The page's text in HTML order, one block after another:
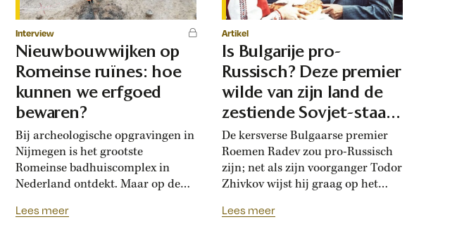
Interview
Nieuwbouwwijken op
Romeinse ruïnes: hoe
kunnen we erfgoed
bewaren?
Bij archeologische opgravingen in
Nijmegen is het grootste
Romeinse badhuiscomplex in
Nederland ontdekt. Maar op de
binnenkort een nieuwe woonwijk
Lees meer
Artikel
Is Bulgarije pro-
Russisch? Deze premier
wilde van zijn land de
zestiende Sovjet-staat
maken
De kersverse Bulgaarse premier
Roemen Radev zou pro-Russisch
zijn; net als zijn voorganger Todor
Zhivkov wijst hij graag op het
1878. Die vroegere premier was zo
Lees meer